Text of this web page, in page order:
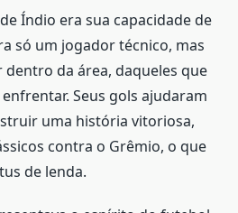
Índio era sua capacidade de
só um jogador técnico, mas
da área, daqueles que
Seus gols ajudaram
uma história vitoriosa,
contra o Grêmio, o que
de lenda.